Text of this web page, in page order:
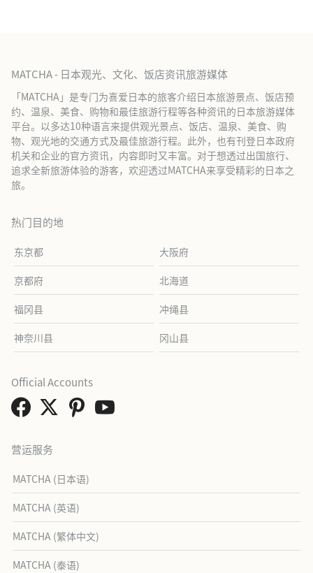
MATCHA - 日本观光、文化、饭店资讯旅游媒体
「MATCHA」是专门为喜爱日本的旅客介绍日本旅游景点、饭店预
约、温泉、美食、购物和最佳旅游行程等各种资讯的日本旅游媒体
平台。以多达10种语言来提供观光景点、饭店、温泉、美食、购
物、观光地的交通方式及最佳旅游行程。此外，也有刊登日本政府
机关和企业的官方资讯，内容即时又丰富。对于想透过出国旅行、
追求全新旅游体验的游客，欢迎透过MATCHA来享受精彩的日本之
旅。
热门目的地
东京都 大阪府
京都府 北海道
福冈县 冲绳县
神奈川县 冈山县
营运服务
MATCHA (日本语)
MATCHA (英语)
MATCHA (繁体中文)
MATCHA (泰语)
Official Accounts